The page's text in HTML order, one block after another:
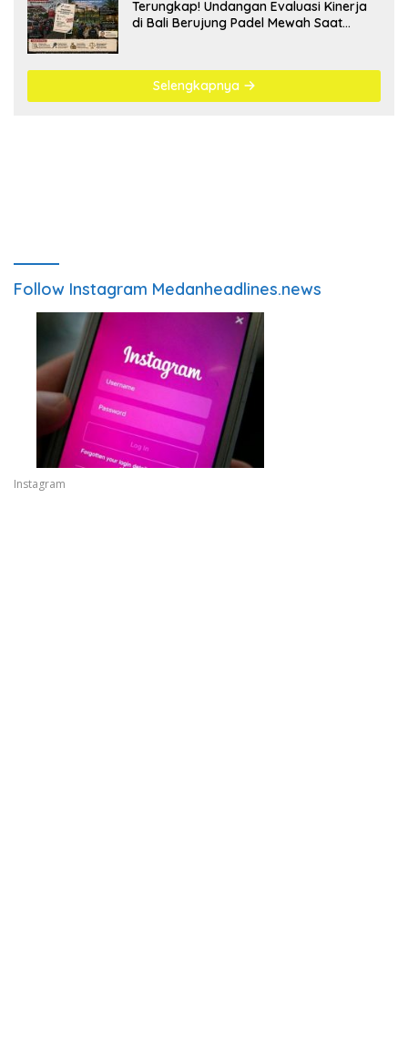
Terungkap! Undangan Evaluasi Kinerja
di Bali Berujung Padel Mewah Saat
Selengkapnya
Follow Instagram Medanheadlines.news
Instagram